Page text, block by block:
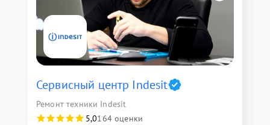
Сервисный центр Indesit
Ремонт техники Indesit
5,0164 оценки